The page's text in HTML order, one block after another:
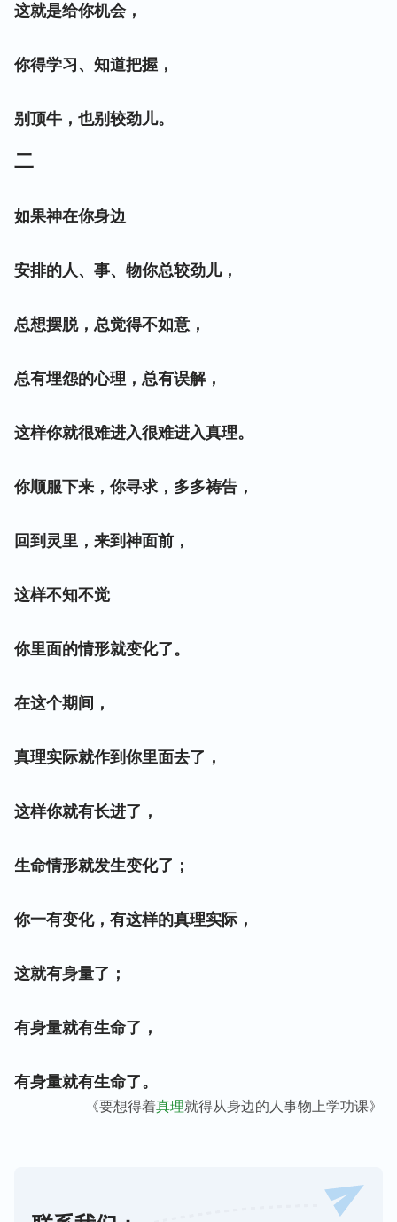
这就是给你机会，
你得学习、知道把握，
别顶牛，也别较劲儿。
二
如果神在你身边
安排的人、事、物你总较劲儿，
总想摆脱，总觉得不如意，
总有埋怨的心理，总有误解，
这样你就很难进入很难进入真理。
你顺服下来，你寻求，多多祷告，
回到灵里，来到神面前，
这样不知不觉
你里面的情形就变化了。
在这个期间，
真理实际就作到你里面去了，
这样你就有长进了，
生命情形就发生变化了；
你一有变化，有这样的真理实际，
这就有身量了；
有身量就有生命了，
有身量就有生命了。
《要想得着真理就得从身边的人事物上学功课》